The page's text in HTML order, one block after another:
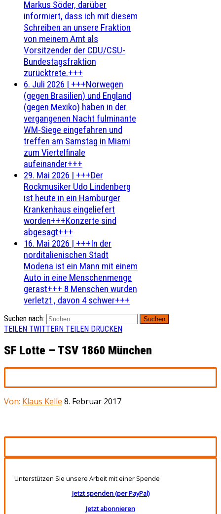
Markus Söder, darüber
informiert, dass ich mit diesem
Schreiben an unsere Fraktion
von meinem Amt als
Vorsitzender der CDU/CSU-
Bundestagsfraktion
zurücktrete.+++
6. Juli 2026 | +++Norwegen
(gegen Brasilien) und England
(gegen Mexiko) haben in der
vergangenen Nacht fulminante
WM-Siege eingefahren und
treffen am Samstag in Miami
zum Viertelfinale
aufeinander+++
29. Mai 2026 | +++Der
Rockmusiker Udo Lindenberg
ist heute in ein Hamburger
Krankenhaus eingeliefert
worden+++Konzerte sind
abgesagt+++
16. Mai 2026 | +++In der
norditalienischen Stadt
Modena ist ein Mann mit einem
Auto in eine Menschenmenge
gerast+++ 8 Menschen wurden
verletzt , davon 4 schwer+++
Suchen nach:
TEILEN TWITTERN TEILEN DRUCKEN
SF Lotte – TSV 1860 München
Von: Klaus Kelle 8. Februar 2017
Unterstützen Sie unsere Arbeit mit einer Spende
Jetzt spenden (per PayPal)
Jetzt abonnieren